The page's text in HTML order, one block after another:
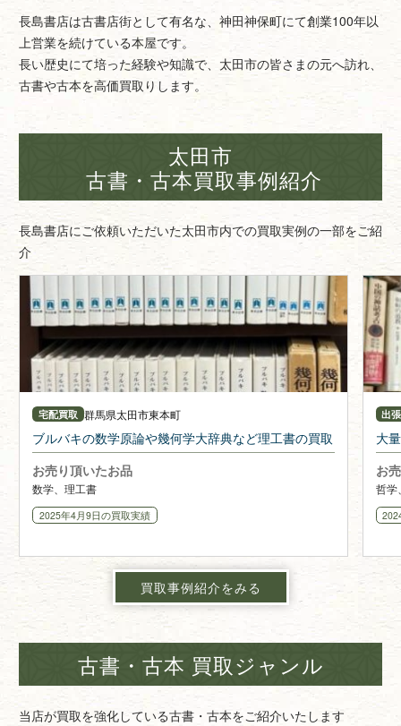
長島書店は古書店街として有名な、神田神保町にて創業100年以
上営業を続けている本屋です。
長い歴史にて培った経験や知識で、太田市の皆さまの元へ訪れ、
古書や古本を高価買取りします。
太田市
古書・古本買取事例紹介
長島書店にご依頼いただいた太田市内での買取実例の一部をご紹
介
宅配買取 群馬県太田市東本町
ブルバキの数学原論や幾何学大辞典など理工書の買取
お売り頂いたお品
数学、理工書
2025年4月9日の買取実績
出
大
お
哲学
買取事例紹介をみる
古書・古本 買取ジャンル
当店が買取を強化している古書・古本をご紹介いたします